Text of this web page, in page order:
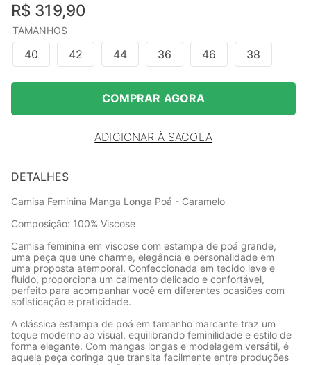
R$ 319,90
TAMANHOS
40 42 44 36 46 38
COMPRAR AGORA
ADICIONAR À SACOLA
DETALHES
Camisa Feminina Manga Longa Poá - Caramelo
Composição: 100% Viscose
Camisa feminina em viscose com estampa de poá grande,
uma peça que une charme, elegância e personalidade em
uma proposta atemporal. Confeccionada em tecido leve e
fluido, proporciona um caimento delicado e confortável,
perfeito para acompanhar você em diferentes ocasiões com
sofisticação e praticidade.
A clássica estampa de poá em tamanho marcante traz um
toque moderno ao visual, equilibrando feminilidade e estilo de
forma elegante. Com mangas longas e modelagem versátil, é
aquela peça coringa que transita facilmente entre produções